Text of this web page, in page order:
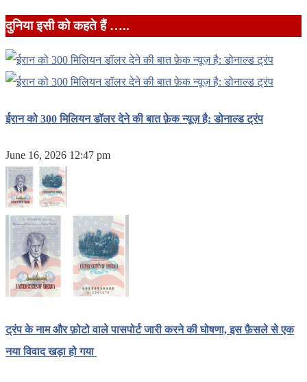
दुनिया इसी को कहते हैं …..
ईरान को 300 मिलियन डॉलर देने की बात फ़ेक न्यूज़ है: डोनाल्ड ट्रंप
June 16, 2026 12:47 pm
ट्रंप के नाम और फ़ोटो वाले पासपोर्ट जारी करने की घोषणा, इस फ़ैसले से एक
नया विवाद खड़ा हो गया